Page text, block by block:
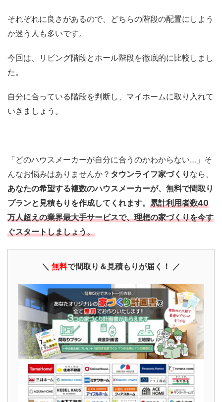
それぞれに良さがあるので、どちらの階段の配置にしよう
か迷う人も多いです。
今回は、リビング階段とホール階段を徹底的に比較しまし
た。
自分に合っている階段を判断し、マイホームに取り入れて
いきましょう。
「どのハウスメーカーが自分に合うのかわからない…」そ
んなお悩みはありませんか？ タウンライフ家づくり なら、
あなたの希望する複数のハウスメーカーが、無料で間取り
プランと見積もりを作成してくれます。 累計利用者数40
万人超えの業界最大手サービスで、理想の家づくりを今す
ぐスタートしましょう。
＼ 無料で間取り＆見積もりが届く！ ／